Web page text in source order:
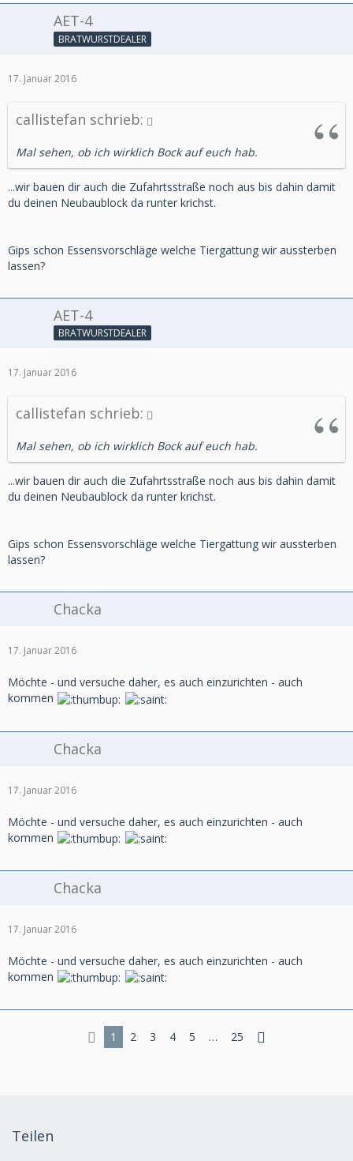
AET-4
BRATWURSTDEALER
17. Januar 2016
callistefan schrieb:
Mal sehen, ob ich wirklich Bock auf euch hab.
...wir bauen dir auch die Zufahrtsstraße noch aus bis dahin damit
du deinen Neubaublock da runter krichst.
Gips schon Essensvorschläge welche Tiergattung wir aussterben
lassen?
AET-4
BRATWURSTDEALER
17. Januar 2016
callistefan schrieb:
Mal sehen, ob ich wirklich Bock auf euch hab.
...wir bauen dir auch die Zufahrtsstraße noch aus bis dahin damit
du deinen Neubaublock da runter krichst.
Gips schon Essensvorschläge welche Tiergattung wir aussterben
lassen?
Chacka
17. Januar 2016
Möchte - und versuche daher, es auch einzurichten - auch
kommen
Chacka
17. Januar 2016
Möchte - und versuche daher, es auch einzurichten - auch
kommen
Chacka
17. Januar 2016
Möchte - und versuche daher, es auch einzurichten - auch
kommen
1 2 3 4 5 … 25
Teilen